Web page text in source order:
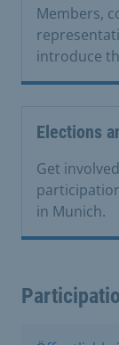
Members,
introduce
Elections
Get
in Munich.